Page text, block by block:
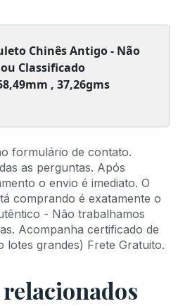
Chinês Antigo - Não
Classificado
, 37,26gms
formulário de contato.
as perguntas. Após
o envio é imediato. O
comprando é exatamente o
- Não trabalhamos
Acompanha certificado de
lotes grandes) Frete Gratuito.